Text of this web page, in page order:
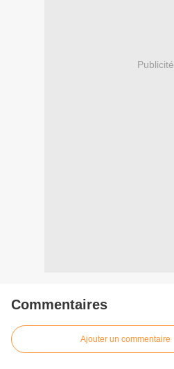
Publicité
Commentaires
Ajouter un commentaire